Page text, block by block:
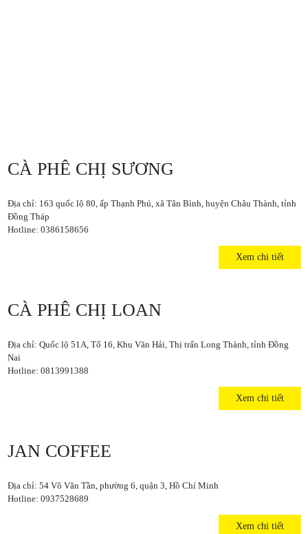
CÀ PHÊ CHỊ SƯƠNG
Địa chỉ: 163 quốc lộ 80, ấp Thạnh Phú, xã Tân Bình, huyện Châu Thành, tỉnh
Đồng Tháp
Hotline: 0386158656
Xem chi tiết
CÀ PHÊ CHỊ LOAN
Địa chỉ: Quốc lộ 51A, Tổ 16, Khu Văn Hải, Thị trấn Long Thành, tỉnh Đồng
Nai
Hotline: 0813991388
Xem chi tiết
JAN COFFEE
Địa chỉ: 54 Võ Văn Tần, phường 6, quận 3, Hồ Chí Minh
Hotline: 0937528689
Xem chi tiết